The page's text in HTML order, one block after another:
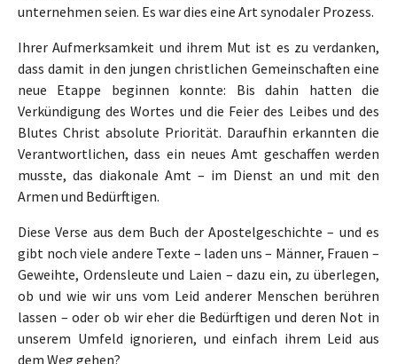
unternehmen seien. Es war dies eine Art synodaler Prozess.
Ihrer Aufmerksamkeit und ihrem Mut ist es zu verdanken,
dass damit in den jungen christlichen Gemeinschaften eine
neue Etappe beginnen konnte: Bis dahin hatten die
Verkündigung des Wortes und die Feier des Leibes und des
Blutes Christ absolute Priorität. Daraufhin erkannten die
Verantwortlichen, dass ein neues Amt geschaffen werden
musste, das diakonale Amt – im Dienst an und mit den
Armen und Bedürftigen.
Diese Verse aus dem Buch der Apostelgeschichte – und es
gibt noch viele andere Texte – laden uns – Männer, Frauen –
Geweihte, Ordensleute und Laien – dazu ein, zu überlegen,
ob und wie wir uns vom Leid anderer Menschen berühren
lassen – oder ob wir eher die Bedürftigen und deren Not in
unserem Umfeld ignorieren, und einfach ihrem Leid aus
dem Weg gehen?